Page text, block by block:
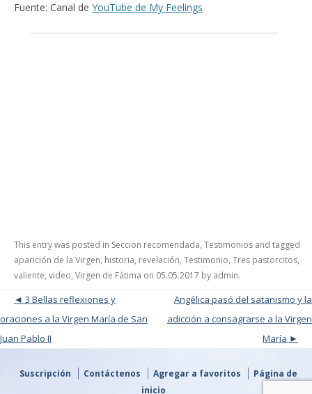
Fuente: Canal de YouTube de My Feelings
This entry was posted in Seccion recomendada, Testimonios and tagged
aparición de la Virgen, historia, revelación, Testimonio, Tres pastorcitos,
valiente, video, Virgen de Fátima on 05.05.2017 by admin.
Post navigation
Angélica pasó del satanismo y la
adicción a consagrarse a la Virgen
María
3 Bellas reflexiones y
oraciones a la Virgen María de San
Juan Pablo II
Suscripción Contáctenos Agregar a favoritos
Página de
inicio